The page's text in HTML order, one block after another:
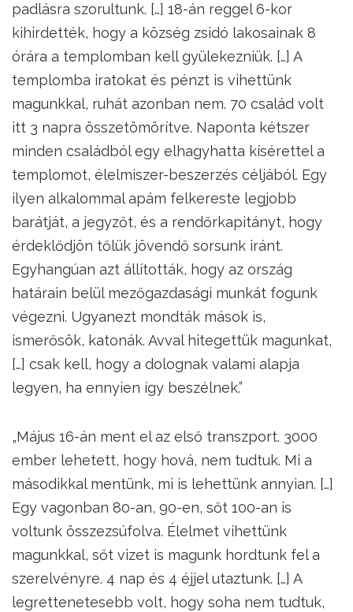
padlásra szorultunk. […] 18-án reggel 6-kor
kihirdették, hogy a község zsidó lakosainak 8
órára a templomban kell gyülekezniük. […] A
templomba iratokat és pénzt is vihettünk
magunkkal, ruhát azonban nem. 70 család volt
itt 3 napra összetömörítve. Naponta kétszer
minden családból egy elhagyhatta kísérettel a
templomot, élelmiszer-beszerzés céljából. Egy
ilyen alkalommal apám felkereste legjobb
barátját, a jegyzőt, és a rendőrkapitányt, hogy
érdeklődjön tőlük jövendő sorsunk iránt.
Egyhangúan azt állították, hogy az ország
határain belül mezőgazdasági munkát fogunk
végezni. Ugyanezt mondták mások is,
ismerősök, katonák. Avval hitegettük magunkat,
[…] csak kell, hogy a dolognak valami alapja
legyen, ha ennyien így beszélnek.”
„Május 16-án ment el az első transzport. 3000
ember lehetett, hogy hová, nem tudtuk. Mi a
másodikkal mentünk, mi is lehettünk annyian. […]
Egy vagonban 80-an, 90-en, sőt 100-an is
voltunk összezsúfolva. Élelmet vihettünk
magunkkal, sőt vizet is magunk hordtunk fel a
szerelvényre. 4 nap és 4 éjjel utaztunk. […] A
legrettenetesebb volt, hogy soha nem tudtuk,